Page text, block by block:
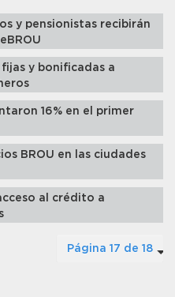
y pensionistas recibirán
y bonificadas a
16% en el primer
BROU en las ciudades
al crédito a
Página 17 de 18